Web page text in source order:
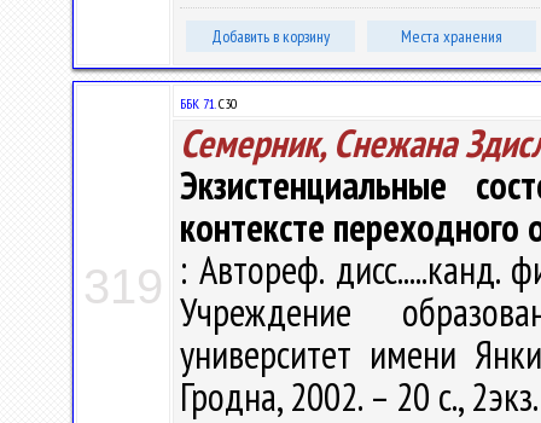
Добавить в корзину Места хранения
319
ББК 71.С30
Семерник, Снежана
Экзистенциальные
контексте переходного
: Автореф. дисс.....канд.
Учреждение
университет имени
Гродна, 2002. – 20 с.,